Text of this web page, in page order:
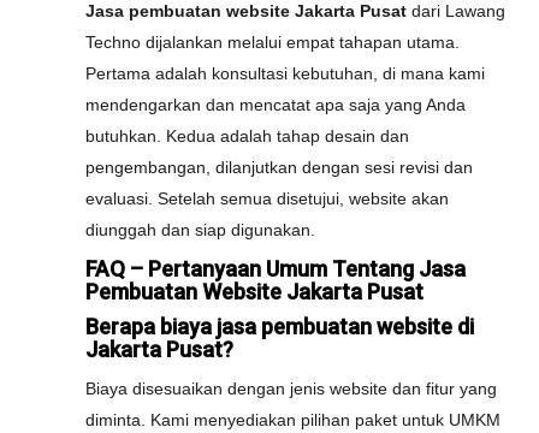
Jasa pembuatan website Jakarta Pusat dari Lawang
Techno dijalankan melalui empat tahapan utama.
Pertama adalah konsultasi kebutuhan, di mana kami
mendengarkan dan mencatat apa saja yang Anda
butuhkan. Kedua adalah tahap desain dan
pengembangan, dilanjutkan dengan sesi revisi dan
evaluasi. Setelah semua disetujui, website akan
diunggah dan siap digunakan.
FAQ – Pertanyaan Umum Tentang Jasa
Pembuatan Website Jakarta Pusat
Berapa biaya jasa pembuatan website di
Jakarta Pusat?
Biaya disesuaikan dengan jenis website dan fitur yang
diminta. Kami menyediakan pilihan paket untuk UMKM